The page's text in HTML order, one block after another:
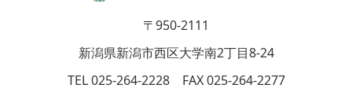
〒950-2111
新潟県新潟市西区大学南2丁目8-24
TEL 025-264-2228 FAX 025-264-2277